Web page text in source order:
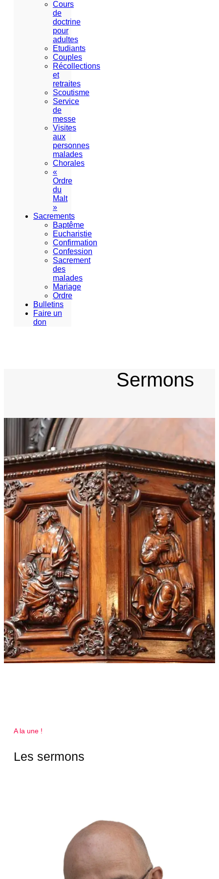
Cours
de
doctrine
pour
adultes
Etudiants
Couples
Récollections
et
retraites
Scoutisme
Service
de
messe
Visites
aux
personnes
malades
Chorales
«
Ordre
du
Malt
»
Sacrements
Baptême
Eucharistie
Confirmation
Confession
Sacrement
des
malades
Mariage
Ordre
Bulletins
Faire un
don
Sermons
A la une !
Les sermons